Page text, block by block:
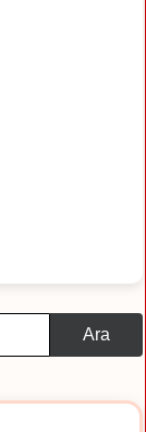
Ara